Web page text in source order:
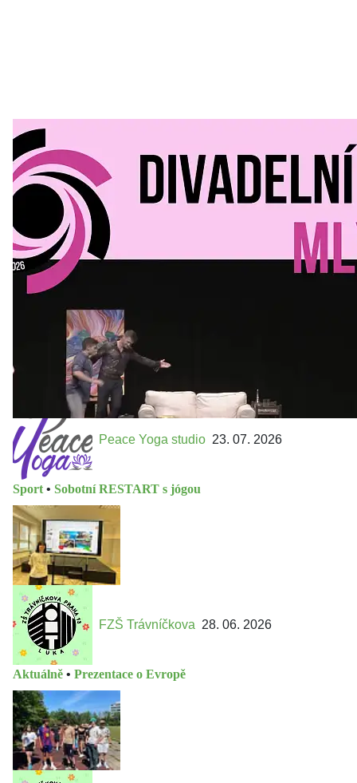
Divadelní Mlýn 30. 07. 2026
Kultura a volný čas
Divadelní mlýn. 15. až 18. října KD
MLEJN. Vstupenky již v prodeji.
Přijďte na přátelský festival divadla a inspirace 15. až 18.
října 2026 Vstupenky již v prodeji na GOOUT -
https://divadelnimlyn.cz/vstupenky Představ si čtyři dny
Peace Yoga studio 23. 07. 2026
Sport • Sobotní RESTART s jógou
FZŠ Trávníčkova 28. 06. 2026
Aktuálně • Prezentace o Evropě